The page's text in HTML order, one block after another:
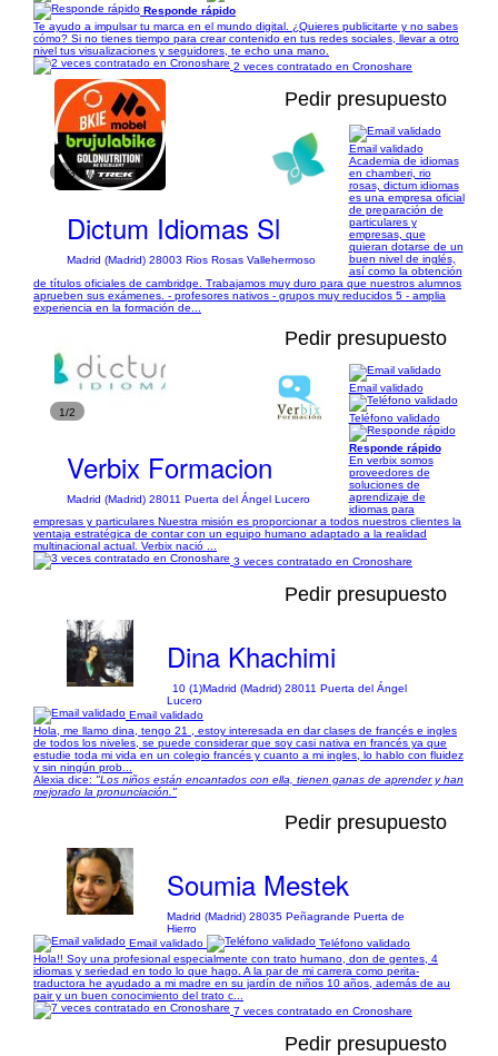
Responde rápido
Te ayudo a impulsar tu marca en el mundo digital. ¿Quieres publicitarte y no sabes
cómo? Si no tienes tiempo para crear contenido en tus redes sociales, llevar a otro
nivel tus visualizaciones y seguidores, te echo una mano.
2 veces contratado en Cronoshare
1/3
Pedir presupuesto
Dictum Idiomas Sl
Madrid (Madrid) 28003 Rios Rosas Vallehermoso
Email validado
Academia de idiomas
en chamberi, rio
rosas, dictum idiomas
es una empresa oficial
de preparación de
particulares y
empresas, que
quieran dotarse de un
buen nivel de inglés,
así como la obtención
de títulos oficiales de cambridge. Trabajamos muy duro para que nuestros alumnos
aprueben sus exámenes. - profesores nativos - grupos muy reducidos 5 - amplia
experiencia en la formación de...
1/2
Pedir presupuesto
Verbix Formacion
Madrid (Madrid) 28011 Puerta del Ángel Lucero
Email validado
Teléfono validado
Responde rápido
En verbix somos
proveedores de
soluciones de
aprendizaje de
idiomas para
empresas y particulares Nuestra misión es proporcionar a todos nuestros clientes la
ventaja estratégica de contar con un equipo humano adaptado a la realidad
multinacional actual. Verbix nació ...
3 veces contratado en Cronoshare
Pedir presupuesto
Dina Khachimi
10 (1)Madrid (Madrid) 28011 Puerta del Ángel
Lucero
Email validado
Hola, me llamo dina, tengo 21 , estoy interesada en dar clases de francés e ingles
de todos los niveles, se puede considerar que soy casi nativa en francés ya que
estudie toda mi vida en un colegio francés y cuanto a mi ingles, lo hablo con fluidez
y sin ningún prob...
Alexia dice: "Los niños están encantados con ella, tienen ganas de aprender y han
mejorado la pronunciación."
Pedir presupuesto
Soumia Mestek
Madrid (Madrid) 28035 Peñagrande Puerta de
Hierro
Email validado
Teléfono validado
Hola!! Soy una profesional especialmente con trato humano, don de gentes, 4
idiomas y seriedad en todo lo que hago. A la par de mi carrera como perita-
traductora he ayudado a mi madre en su jardín de niños 10 años, además de au
pair y un buen conocimiento del trato c...
7 veces contratado en Cronoshare
Pedir presupuesto